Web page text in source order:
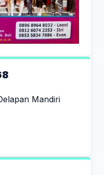
Mandiri